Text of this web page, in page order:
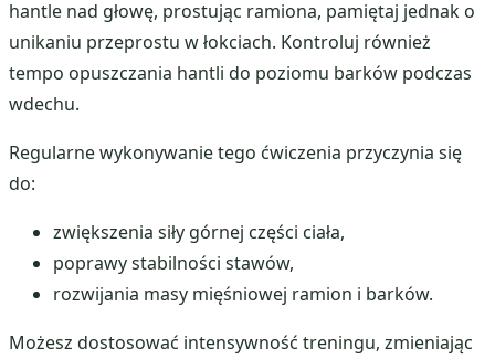
hantle nad głowę, prostując ramiona, pamiętaj jednak o
unikaniu przeprostu w łokciach. Kontroluj również
tempo opuszczania hantli do poziomu barków podczas
wdechu.
Regularne wykonywanie tego ćwiczenia przyczynia się
do:
zwiększenia siły górnej części ciała,
poprawy stabilności stawów,
rozwijania masy mięśniowej ramion i barków.
Możesz dostosować intensywność treningu, zmieniając